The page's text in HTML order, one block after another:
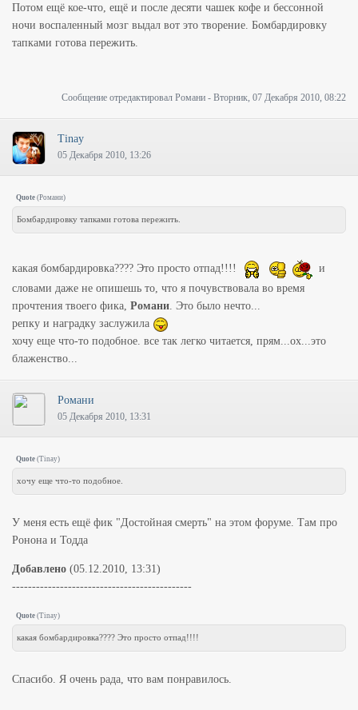
Потом ещё кое-что, ещё и после десяти чашек кофе и бессонной
ночи воспаленный мозг выдал вот это творение. Бомбардировку
тапками готова пережить.
Сообщение отредактировал Романи - Вторник, 07 Декабря 2010, 08:22
Tinay
05 Декабря 2010, 13:26
Quote (Романи)
Бомбардировку тапками готова пережить.
какая бомбардировка???? Это просто отпад!!!!
и
словами даже не опишешь то, что я почувствовала во время
прочтения твоего фика, Романи. Это было нечто...
репку и наградку заслужила
хочу еще что-то подобное. все так легко читается, прям...ох...это
блаженство...
Романи
05 Декабря 2010, 13:31
Quote (Tinay)
хочу еще что-то подобное.
У меня есть ещё фик "Достойная смерть" на этом форуме. Там про
Ронона и Тодда
Добавлено (05.12.2010, 13:31)
---------------------------------------------
Quote (Tinay)
какая бомбардировка???? Это просто отпад!!!!
Спасибо. Я очень рада, что вам понравилось.